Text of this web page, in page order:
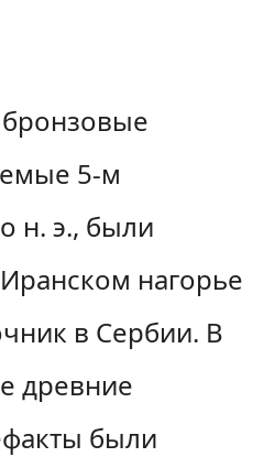
5-м
н. э., были
нагорье
в Сербии. В
древние
были